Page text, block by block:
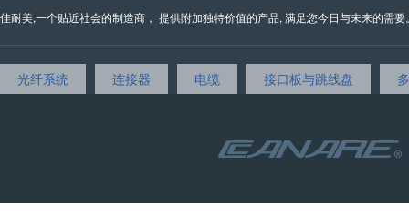
佳耐美,一个贴近社会的制造商， 提供附加独特价值的产品, 满足您今日与未来的需
光纤系统 连接器 电缆 接口板与跳线盘